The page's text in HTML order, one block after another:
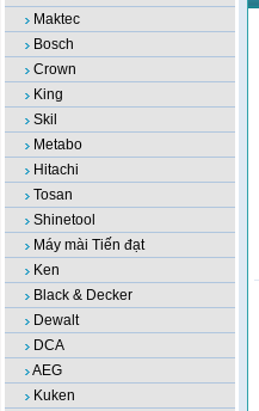
Maktec
Bosch
Crown
King
Skil
Metabo
Hitachi
Tosan
Shinetool
Máy mài Tiến đạt
Ken
Black & Decker
Dewalt
DCA
AEG
Kuken